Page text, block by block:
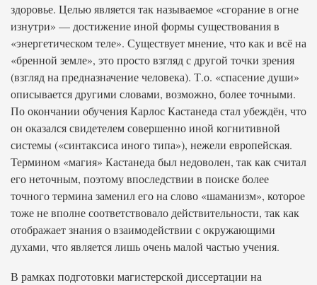
здоровье. Целью является так называемое «сгорание в огне
изнутри» — достижение иной формы существования в
«энергетическом теле». Существует мнение, что как и всё на
«бренной земле», это просто взгляд с другой точки зрения
(взгляд на предназначение человека). Т.о. «спасение души»
описывается другими словами, возможно, более точными.
По окончании обучения Карлос Кастанеда стал убеждён, что
он оказался свидетелем совершенно иной когнитивной
системы («синтаксиса иного типа»), нежели европейская.
Термином «магия» Кастанеда был недоволен, так как считал
его неточным, поэтому впоследствии в поиске более
точного термина заменил его на слово «шаманизм», которое
тоже не вполне соответствовало действительности, так как
отображает знания о взаимодействии с окружающими
духами, что является лишь очень малой частью учения.
В рамках подготовки магистерской диссертации на